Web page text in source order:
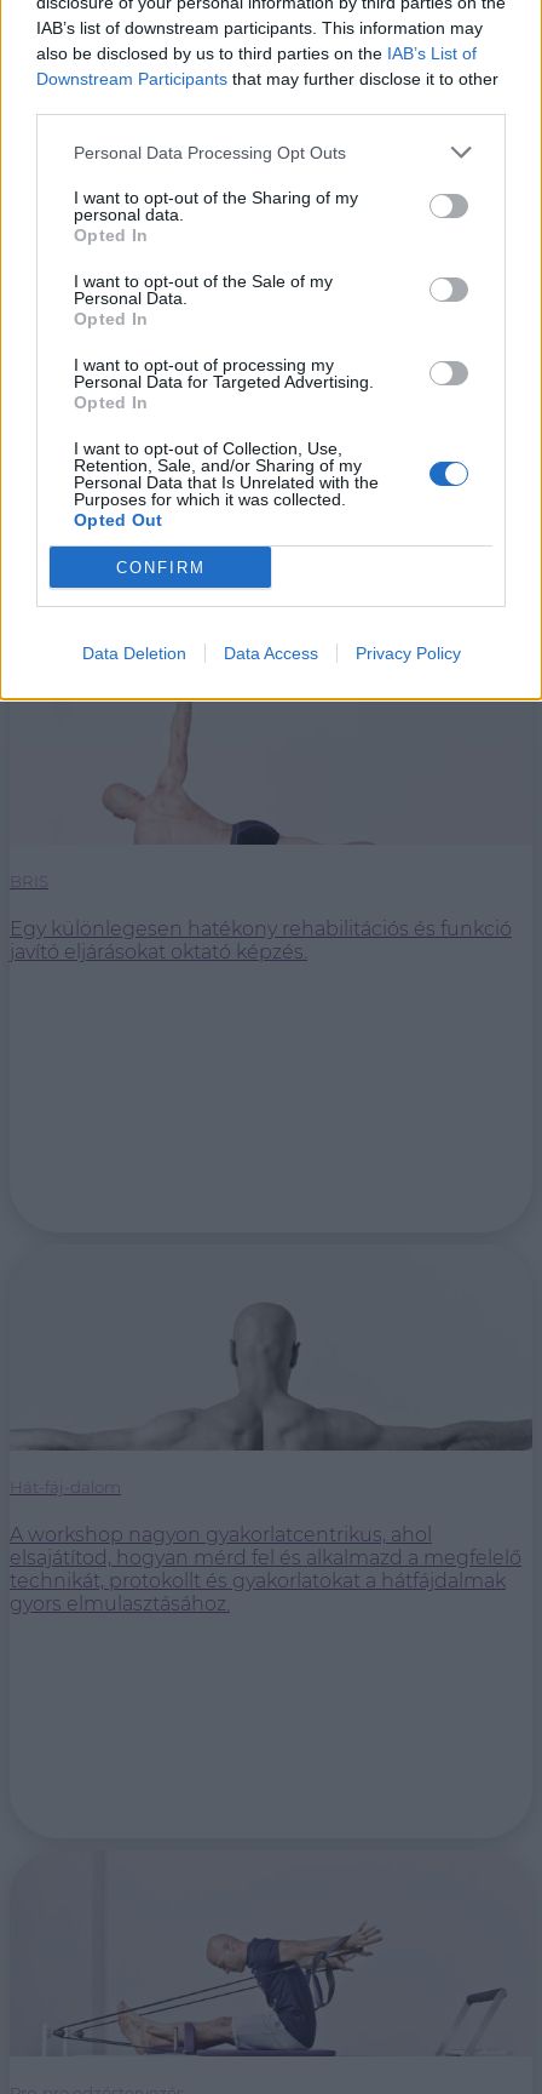
IAB’s list of downstream participants. This information may
also be disclosed by us to third parties on the IAB’s List of
Downstream Participants that may further disclose it to other
Personal Data Processing Opt Outs
I want to opt-out of the Sharing of my
personal data.
Opted In
I want to opt-out of the Sale of my
Personal Data.
Opted In
I want to opt-out of processing my
Personal Data for Targeted Advertising.
Opted In
I want to opt-out of Collection, Use,
Retention, Sale, and/or Sharing of my
Personal Data that Is Unrelated with the
Purposes for which it was collected.
Opted Out
CONFIRM
Data Deletion Data Access Privacy Policy
Pilates Oktató Képzés
Pilates képzésünk nemzetközileg elismert Pilates
BRIS
Egy különlegesen hatékony rehabilitációs és funkció
javító eljárásokat oktató képzés.
Hát-fáj-dalom
A workshop nagyon gyakorlatcentrikus, ahol
elsajátítod, hogyan mérd fel és alkalmazd a megfelelő
technikát, protokollt és gyakorlatokat a hátfájdalmak
gyors elmulasztásához.